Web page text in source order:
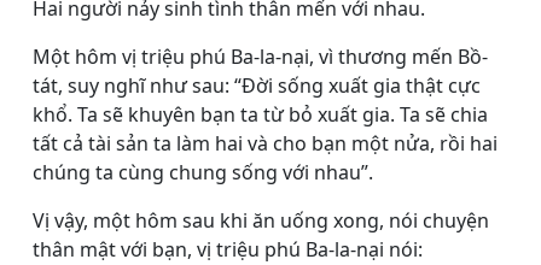
Hai người nảy sinh tình thân mến với nhau.
Một hôm vị triệu phú Ba-la-nại, vì thương mến Bồ-
tát, suy nghĩ như sau: “Ðời sống xuất gia thật cực
khổ. Ta sẽ khuyên bạn ta từ bỏ xuất gia. Ta sẽ chia
tất cả tài sản ta làm hai và cho bạn một nửa, rồi hai
chúng ta cùng chung sống với nhau”.
Vị vậy, một hôm sau khi ăn uống xong, nói chuyện
thân mật với bạn, vị triệu phú Ba-la-nại nói: